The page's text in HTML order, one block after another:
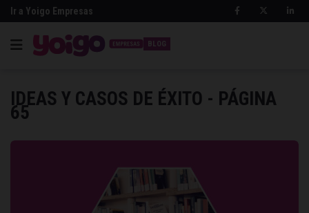
Ir a Yoigo Empresas
BLOG
IDEAS Y CASOS DE ÉXITO - PÁGINA
65